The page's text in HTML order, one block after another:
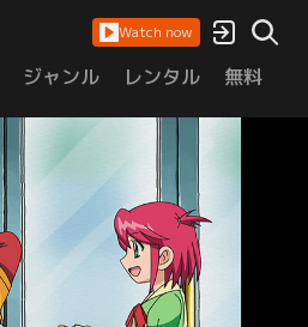
Watch now
ジャンル レンタル 無料